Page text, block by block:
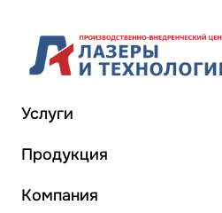
Услуги
Продукция
Компания